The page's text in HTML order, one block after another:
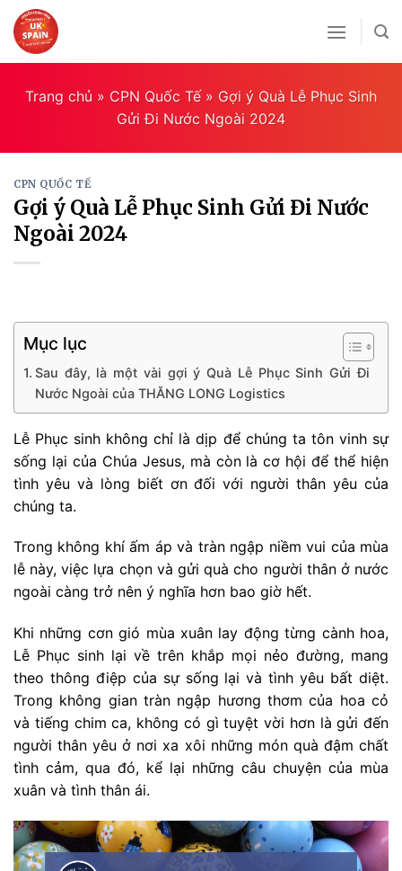
Skip
to
content
Trang chủ » CPN Quốc Tế» Gợi ý Quà Lễ Phục Sinh
Gửi Đi Nước Ngoài 2024
CPN QUỐC TẾ
Gợi ý Quà Lễ Phục Sinh Gửi Đi Nước
Ngoài 2024
Mục lục
Sau đây, là một vài gợi ý Quà Lễ Phục Sinh Gửi Đi
Nước Ngoài của THĂNG LONG Logistics
Lễ Phục sinh không chỉ là dịp để chúng ta tôn vinh sự
sống lại của Chúa Jesus, mà còn là cơ hội để thể hiện
tình yêu và lòng biết ơn đối với người thân yêu của
chúng ta.
Trong không khí ấm áp và tràn ngập niềm vui của mùa
lễ này, việc lựa chọn và gửi quà cho người thân ở nước
ngoài càng trở nên ý nghĩa hơn bao giờ hết.
Khi những cơn gió mùa xuân lay động từng cành hoa,
Lễ Phục sinh lại về trên khắp mọi nẻo đường, mang
theo thông điệp của sự sống lại và tình yêu bất diệt.
Trong không gian tràn ngập hương thơm của hoa cỏ
và tiếng chim ca, không có gì tuyệt vời hơn là gửi đến
người thân yêu ở nơi xa xôi những món quà đậm chất
tình cảm, qua đó, kể lại những câu chuyện của mùa
xuân và tình thân ái.